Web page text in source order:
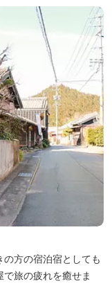
方の宿泊宿としても
旅の疲れを癒せま